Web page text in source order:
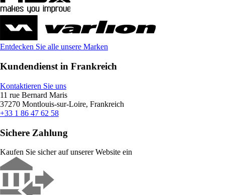
Entdecken Sie alle unsere Marken
Kundendienst in Frankreich
Kontaktieren Sie uns
11 rue Bernard Maris
37270 Montlouis-sur-Loire, Frankreich
+33 1 86 47 62 58
Sichere Zahlung
Kaufen Sie sicher auf unserer Website ein